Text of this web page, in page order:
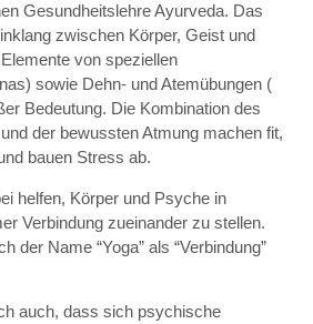
Gesundheitslehre Ayurveda. Das
zwischen Körper, Geist und
von speziellen
sowie Dehn- und Atemübungen (
Bedeutung. Die Kombination des
der bewussten Atmung machen fit,
bauen Stress ab.
helfen, Körper und Psyche in
Verbindung zueinander zu stellen.
der Name “Yoga” als “Verbindung”
auch, dass sich psychische